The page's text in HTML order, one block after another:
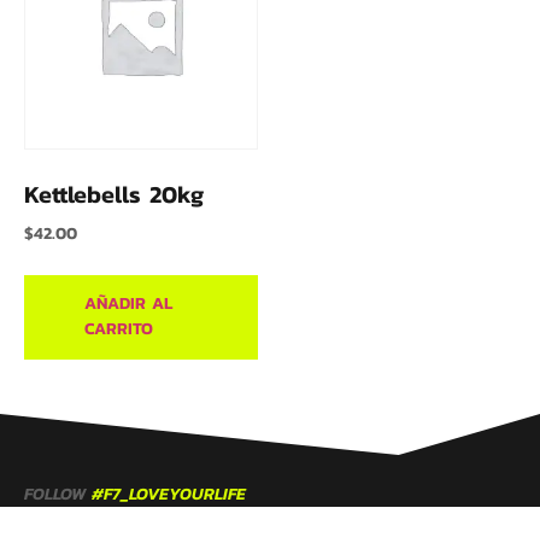
Kettlebells 20kg
$42.00
AÑADIR AL
CARRITO
FOLLOW #F7_LOVEYOURLIFE